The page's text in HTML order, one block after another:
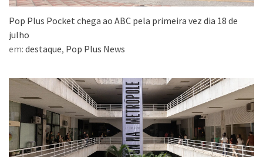
Pop Plus Pocket chega ao ABC pela primeira vez dia 18 de
julho
em: destaque, Pop Plus News